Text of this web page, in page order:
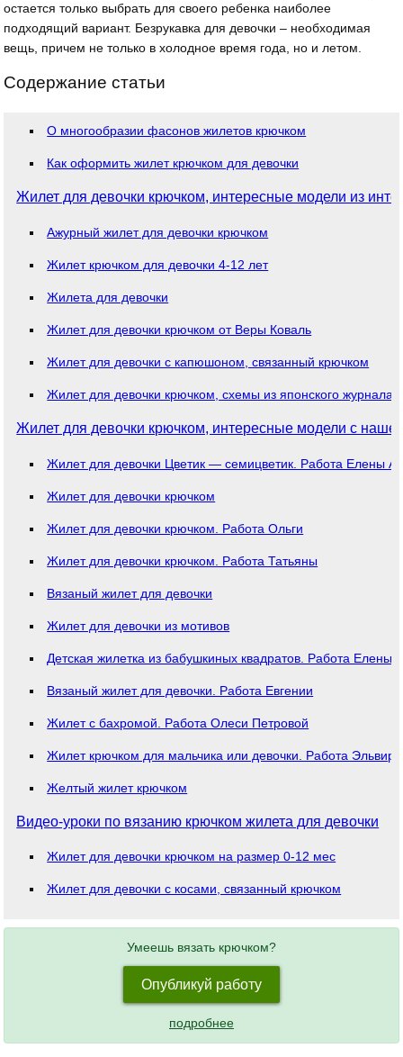
остается только выбрать для своего ребенка наиболее
подходящий вариант. Безрукавка для девочки – необходимая
вещь, причем не только в холодное время года, но и летом.
Содержание статьи
О многообразии фасонов жилетов крючком
Как оформить жилет крючком для девочки
Жилет для девочки крючком, интересные модели из
Ажурный жилет для девочки крючком
Жилет крючком для девочки 4-12 лет
Жилета для девочки
Жилет для девочки крючком от Веры Коваль
Жилет для девочки с капюшоном, связанный крючком
Жилет для девочки крючком, схемы из японского журнала
Жилет для девочки крючком, интересные модели с
Жилет для девочки Цветик — семицветик. Работа Елены
Жилет для девочки крючком
Жилет для девочки крючком. Работа Ольги
Жилет для девочки крючком. Работа Татьяны
Вязаный жилет для девочки
Жилет для девочки из мотивов
Детская жилетка из бабушкиных квадратов. Работа Елены
Вязаный жилет для девочки. Работа Евгении
Жилет с бахромой. Работа Олеси Петровой
Жилет крючком для мальчика или девочки. Работа
Желтый жилет крючком
Видео-уроки по вязанию крючком жилета для девочки
Жилет для девочки крючком на размер 0-12 мес
Жилет для девочки с косами, связанный крючком
Умеешь вязать крючком?
Опубликуй работу
подробнее